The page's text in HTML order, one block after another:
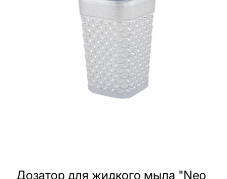
Дозатор для жидкого мыла "Neo